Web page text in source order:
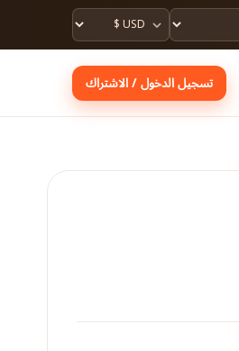
تسجيل الدخول / الاشتراك